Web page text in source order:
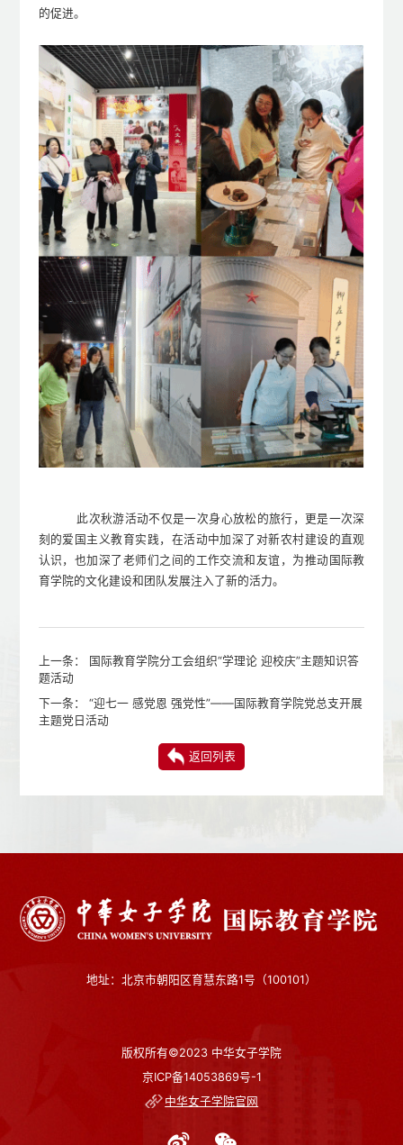
的促进。
此次秋游活动不仅是一次身心放松的旅行，更是一次深
刻的爱国主义教育实践 ， 在活动中加深了 对新农村建设的直观
认识，也加深了 老师们之间的工作交流和友谊， 为推动 国际教
育学院的文化建设和团队发展注入了新的活力。
上一条： 国际教育学院分工会组织“学理论 迎校庆”主题知识答
题活动
下一条： “迎七一 感党恩 强党性”——国际教育学院党总支开展
主题党日活动
返回列表
地址：北京市朝阳区育慧东路1号（100101）
版权所有©2023 中华女子学院
京ICP备14053869号-1
中华女子学院官网